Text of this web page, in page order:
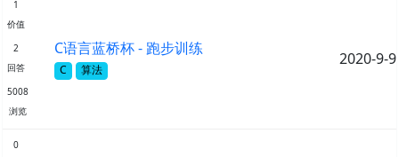
1
价值
2
回答
5008
浏览
C语言蓝桥杯 - 跑步训练
C 算法
2020-9-9
0